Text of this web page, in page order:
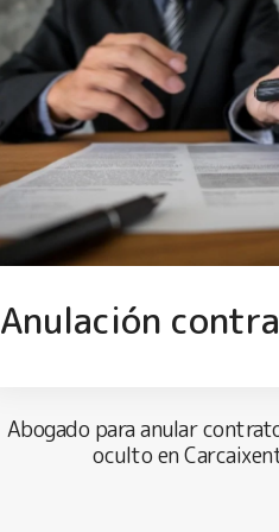
Anulación
Abogado para anular
oculto en